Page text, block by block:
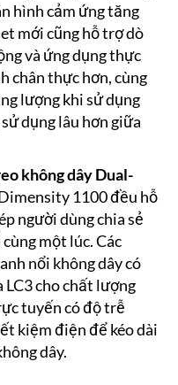
hình cảm ứng tăng
mới cũng hỗ trợ dò
và ứng dụng thực
chân thực hơn, cùng
lượng khi sử dụng
dụng lâu hơn giữa
không dây Dual-
1100 đều hỗ
người dùng chia sẻ
một lúc. Các
nổi không dây có
LC3 cho chất lượng
tuyến có độ trễ
kiệm điện để kéo dài
dây.